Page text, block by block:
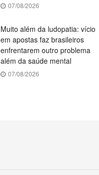
07/08/2026
Muito além da ludopatia: vício
em apostas faz brasileiros
enfrentarem outro problema
além da saúde mental
07/08/2026